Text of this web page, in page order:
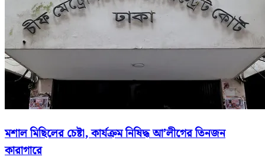
মশাল মিছিলের চেষ্টা, কার্যক্রম নিষিদ্ধ আ’লীগের তিনজন
কারাগারে